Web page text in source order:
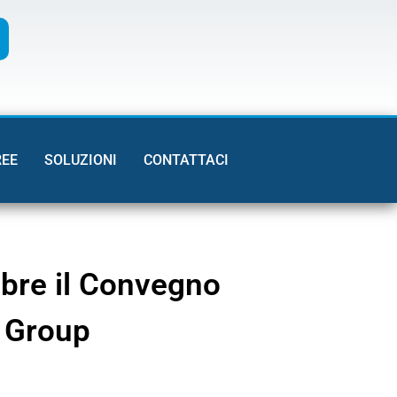
SOLUZIONI CONTATTACI
il Convegno